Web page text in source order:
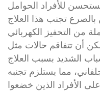
تجنب هذا العلاج
أن تتفاقم حالات مثل
الشديد بسبب العلاج
الأفراد الذين خضعوا